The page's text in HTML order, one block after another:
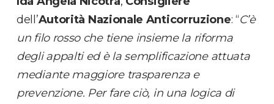
dell’Autorità Nazionale Anticorruzione: “C’è
un filo rosso che tiene insieme la riforma
degli appalti ed è la semplificazione attuata
mediante maggiore trasparenza e
prevenzione. Per fare ciò, in una logica di